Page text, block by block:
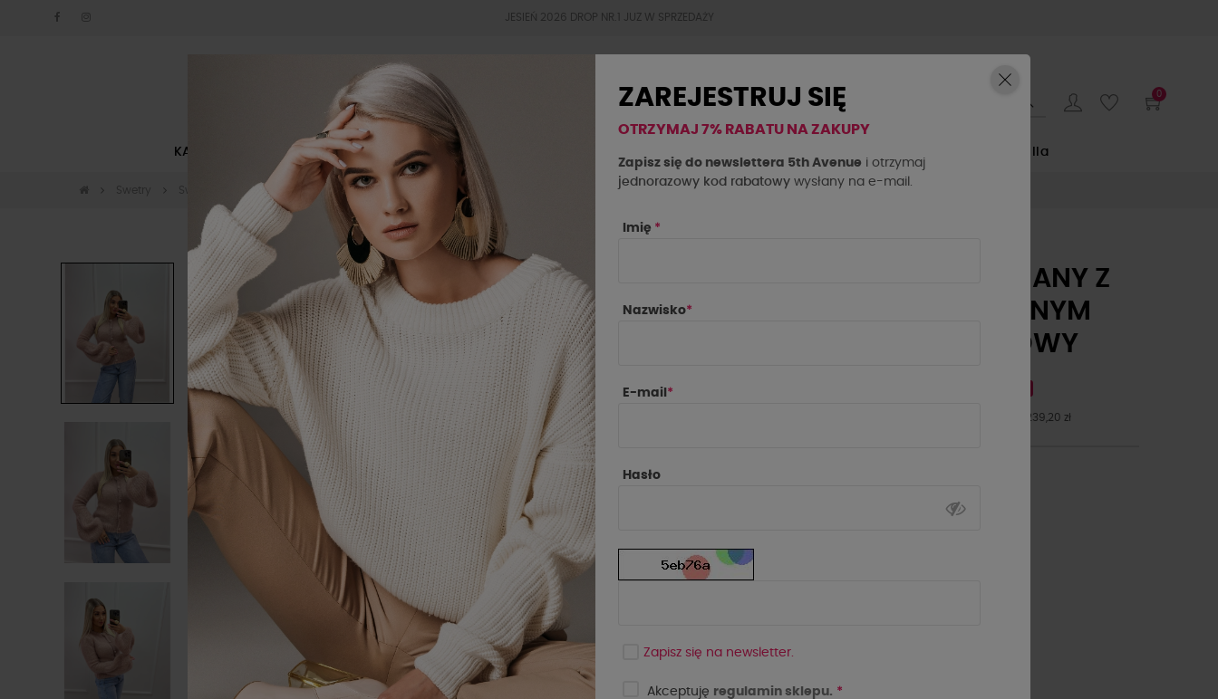
JESIEŃ 2026 DROP NR.1 JUZ W SPRZEDAŻY
KATEGORIE NOWOŚCI BESTSELLERY La Milla
0
Sweter rozpinany z rozkloszowanym rękawem beżowy
-20%
Okazja
SWETER ROZPINANY Z
ROZKLOSZOWANYM
RĘKAWEM BEŻOWY
Najniższa cena z 30 dni przed obniżką: 239,20 zł
ZAREJESTRUJ SIĘ
OTRZYMAJ 7% RABATU NA ZAKUPY
Zapisz się do newslettera 5th Avenue i otrzymaj
jednorazowy kod rabatowy wysłany na e-mail.
Imię *
Nazwisko*
E-mail *
Hasło
Zapisz się na newsletter.
Akceptuję regulamin sklepu. *